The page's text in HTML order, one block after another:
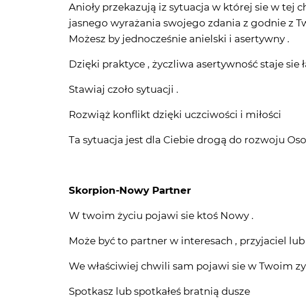
Anioły przekazują iz sytuacja w której sie w tej
jasnego wyrażania swojego zdania z godnie z
Możesz by jednocześnie anielski i asertywny .
Dzięki praktyce , życzliwa asertywność staje sie
Stawiaj czoło sytuacji .
Rozwiąż konflikt dzięki uczciwości i miłości
Ta sytuacja jest dla Ciebie drogą do rozwoju
Skorpion-Nowy Partner
W twoim życiu pojawi sie ktoś Nowy .
Może być to partner w interesach , przyjaciel
We właściwiej chwili sam pojawi sie w Twoim
Spotkasz lub spotkałeś bratnią dusze